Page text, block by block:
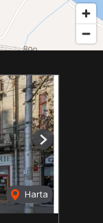
Harta
Next